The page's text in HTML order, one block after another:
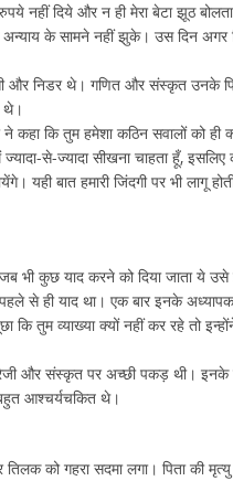
दिये और न ही मेरा बेटा झूठ बोलता
के सामने नहीं झुके। उस दिन
और निडर थे। गणित और संस्कृत उनके
थे।
कि तुम हमेशा कठिन सवालों को ही
से-ज्यादा सीखना चाहता हूँ,
यही बात हमारी जिंदगी पर भी
भी कुछ याद करने को दिया जाता ये
से ही याद था। एक बार इनके
तुम व्याख्या क्यों नहीं कर रहे तो
और संस्कृत पर अच्छी पकड़ थी।
आश्चर्यचकित थे।
तिलक को गहरा सदमा लगा। पिता